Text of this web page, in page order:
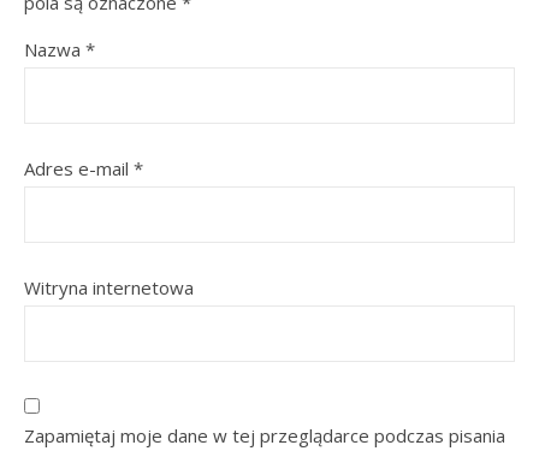
Nazwa *
Adres e-mail *
Witryna internetowa
Zapamiętaj moje dane w tej przeglądarce podczas pisania